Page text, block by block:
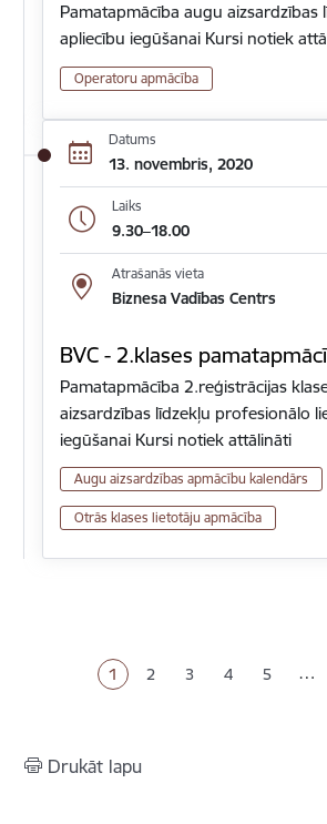
Pamatapmācība augu aizsardzības
apliecību iegūšanai Kursi notiek
Operatoru apmācība
Datums
13. novembris, 2020
Laiks
9.30–18.00
Atrašanās vieta
Biznesa Vadības Centrs
BVC - 2.klases
Pamatapmācība 2.reģistrācijas
aizsardzības līdzekļu profesionālo
iegūšanai Kursi notiek attālināti
Augu aizsardzības apmācību kalendārs
Otrās klases lietotāju apmācība
Pašreizējā lapa
1 Lapa
2 Lapa
3 Lapa
4 Lapa
5 …
Drukāt lapu